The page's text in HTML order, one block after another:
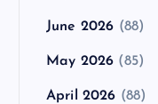
June 2026 (88)
May 2026 (85)
April 2026 (88)